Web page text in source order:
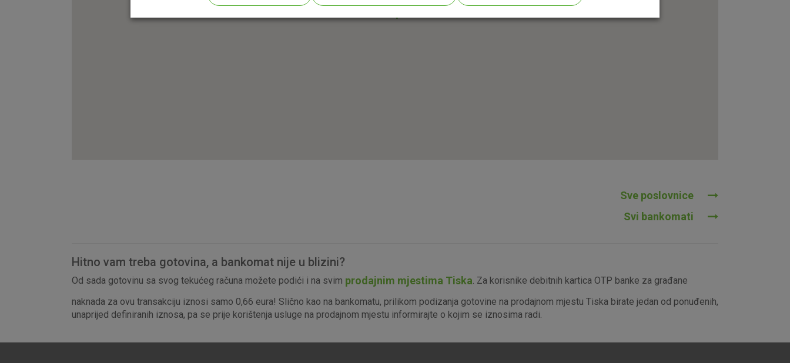
Sve poslovnice
Svi bankomati
Hitno vam treba gotovina, a bankomat nije u blizini?
Od sada gotovinu sa svog tekućeg računa možete podići i na svim prodajnim mjestima Tiska. Za korisnike debitnih kartica OTP banke za građane
naknada za ovu transakciju iznosi samo 0,66 eura! Slično kao na bankomatu, prilikom podizanja gotovine na prodajnom mjestu Tiska birate jedan od ponuđenih,
unaprijed definiranih iznosa, pa se prije korištenja usluge na prodajnom mjestu informirajte o kojim se iznosima radi.
Marketinški